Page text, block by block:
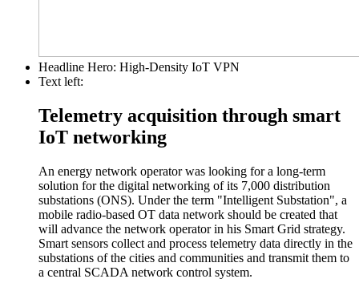
Headline Hero: High-Density IoT VPN
Text left:
Telemetry acquisition through smart
IoT networking
An energy network operator was looking for a long-term
solution for the digital networking of its 7,000 distribution
substations (ONS). Under the term "Intelligent Substation", a
mobile radio-based OT data network should be created that
will advance the network operator in his Smart Grid strategy.
Smart sensors collect and process telemetry data directly in the
substations of the cities and communities and transmit them to
a central SCADA network control system.